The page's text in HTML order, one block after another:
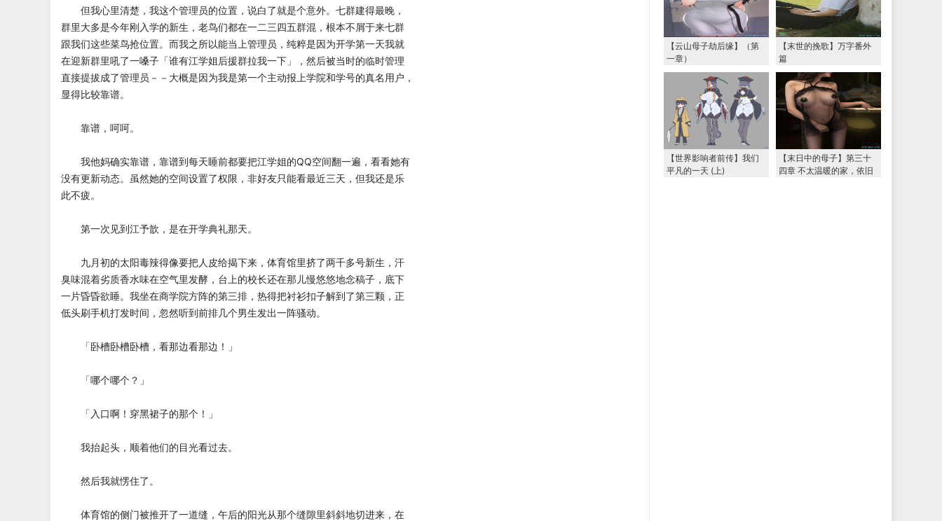
但我心里清楚，我这个管理员的位置，说白了就是个意外。七群建得最晚，
群里大多是今年刚入学的新生，老鸟们都在一二三四五群混，根本不屑于来七群
跟我们这些菜鸟抢位置。而我之所以能当上管理员，纯粹是因为开学第一天我就
在迎新群里吼了一嗓子「谁有江学姐后援群拉我一下」，然后被当时的临时管理
直接提拔成了管理员－－大概是因为我是第一个主动报上学院和学号的真名用户，
显得比较靠谱。
靠谱，呵呵。
我他妈确实靠谱，靠谱到每天睡前都要把江学姐的QQ空间翻一遍，看看她有
没有更新动态。虽然她的空间设置了权限，非好友只能看最近三天，但我还是乐
此不疲。
第一次见到江予歆，是在开学典礼那天。
九月初的太阳毒辣得像要把人皮给揭下来，体育馆里挤了两千多号新生，汗
臭味混着劣质香水味在空气里发酵，台上的校长还在那儿慢悠悠地念稿子，底下
一片昏昏欲睡。我坐在商学院方阵的第三排，热得把衬衫扣子解到了第三颗，正
低头刷手机打发时间，忽然听到前排几个男生发出一阵骚动。
「卧槽卧槽卧槽，看那边看那边！」
「哪个哪个？」
「入口啊！穿黑裙子的那个！」
我抬起头，顺着他们的目光看过去。
然后我就愣住了。
体育馆的侧门被推开了一道缝，午后的阳光从那个缝隙里斜斜地切进来，在
【云山母子劫后缘】（第
一章）
【末世的挽歌】万字番外
篇
【世界影响者前传】我们
平凡的一天 (上)
【末日中的母子】第三十
四章 不太温暖的家，依旧